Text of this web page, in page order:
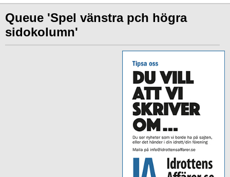
Queue 'Spel vänstra pch högra
sidokolumn'